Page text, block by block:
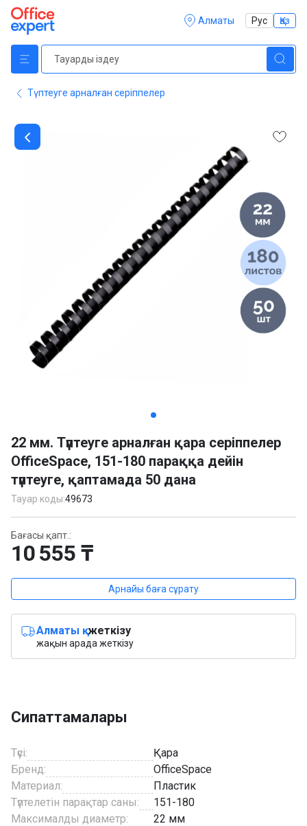
Алматы Рус Қаз
Түптеуге арналған серіппелер
of
3
22 мм. Түптеуге арналған қара серіппелер
OfficeSpace, 151-180 параққа дейін
түптеуге, қаптамада 50 дана
Тауар коды:49673
Бағасы қапт.:
10 555 ₸
Арнайы баға сұрату
Алматы қ.жеткізу
жақын арада жеткізу
Сипаттамалары
Түсі:
Қара
Бренд:
OfficeSpace
Материал:
Пластик
Түптелетін парақтар саны:
151-180
Максималды диаметр:
22 мм